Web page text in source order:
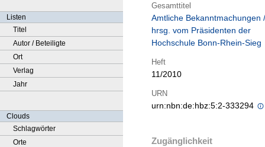
Listen
Titel
Autor / Beteiligte
Ort
Verlag
Jahr
Clouds
Schlagwörter
Orte
Gesamttitel
Amtliche Bekanntmachungen /
hrsg. vom Präsidenten der
Hochschule Bonn-Rhein-Sieg
Heft
11/2010
URN
urn:nbn:de:hbz:5:2-333294
Zugänglichkeit